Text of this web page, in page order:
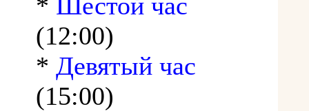
(12:00)
* Девятый час
(15:00)